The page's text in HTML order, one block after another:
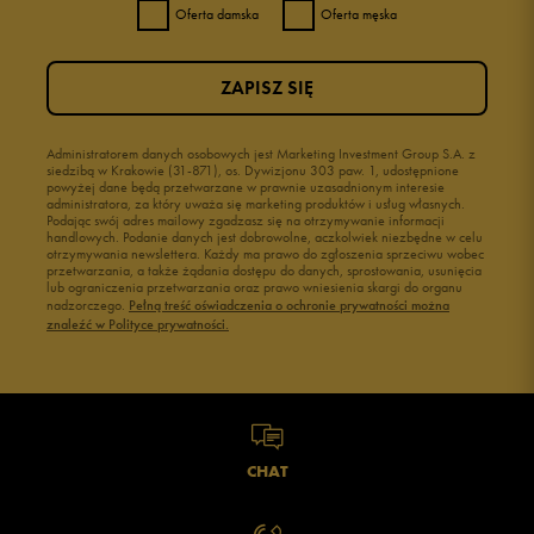
Oferta damska Oferta męska
Administratorem danych osobowych jest Marketing Investment Group S.A. z
siedzibą w Krakowie (31-871), os. Dywizjonu 303 paw. 1, udostępnione
powyżej dane będą przetwarzane w prawnie uzasadnionym interesie
administratora, za który uważa się marketing produktów i usług własnych.
Podając swój adres mailowy zgadzasz się na otrzymywanie informacji
handlowych. Podanie danych jest dobrowolne, aczkolwiek niezbędne w celu
otrzymywania newslettera. Każdy ma prawo do zgłoszenia sprzeciwu wobec
przetwarzania, a także żądania dostępu do danych, sprostowania, usunięcia
lub ograniczenia przetwarzania oraz prawo wniesienia skargi do organu
nadzorczego. Pełną treść oświadczenia o ochronie prywatności można
znaleźć w Polityce prywatności.
ZAPISZ SIĘ
CHAT